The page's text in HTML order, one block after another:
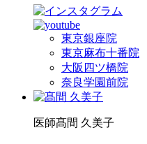
東京銀座院
東京麻布十番院
大阪四ツ橋院
奈良学園前院
医師髙間 久美子